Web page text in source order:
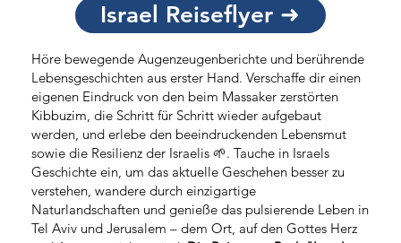
Israel Reiseflyer ➜
Höre bewegende Augenzeugenberichte und berührende
Lebensgeschichten aus erster Hand. Verschaffe dir einen
eigenen Eindruck von den beim Massaker zerstörten
Kibbuzim, die Schritt für Schritt wieder aufgebaut
werden, und erlebe den beeindruckenden Lebensmut
sowie die Resilienz der Israelis 🌱. Tauche in Israels
Geschichte ein, um das aktuelle Geschehen besser zu
verstehen, wandere durch einzigartige
Naturlandschaften und genieße das pulsierende Leben in
Tel Aviv und Jerusalem – dem Ort, auf den Gottes Herz